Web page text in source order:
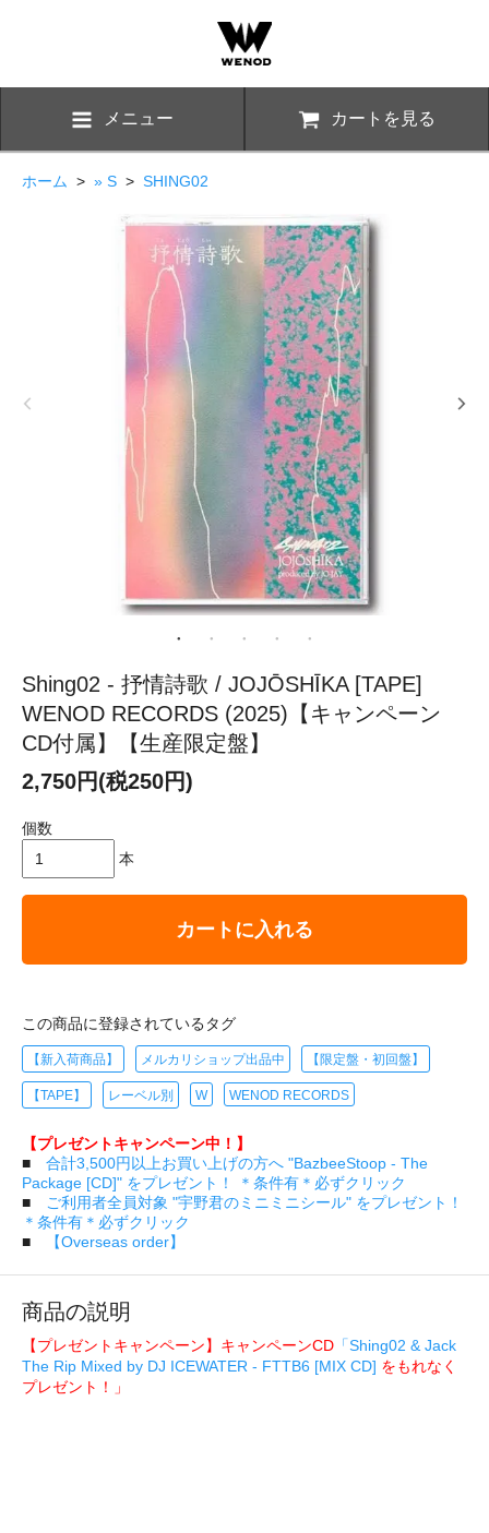
メニュー カートを見る
ホーム > » S > SHING02
Shing02 - 抒情詩歌 / JOJŌSHĪKA [TAPE]
WENOD RECORDS (2025)【キャンペーン
CD付属】【生産限定盤】
2,750円(税250円)
個数
本
カートに入れる
この商品に登録されているタグ
【新入荷商品】 メルカリショップ出品中 【限定盤・初回盤】
【TAPE】 レーベル別 W WENOD RECORDS
【プレゼントキャンペーン中！】
■ 合計3,500円以上お買い上げの方へ "BazbeeStoop - The
Package [CD]" をプレゼント！ ＊条件有＊必ずクリック
■
ご利用者全員対象 "宇野君のミニミニシール" をプレゼント！
＊条件有＊必ずクリック
■
【Overseas order】
商品の説明
【プレゼントキャンペーン】キャンペーンCD 「Shing02 & Jack
The Rip Mixed by DJ ICEWATER - FTTB6 [MIX CD] をもれなく
プレゼント！」